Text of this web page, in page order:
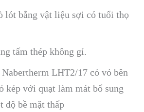
lót bằng vật liệu sợi có tuổi thọ
tấm thép không gỉ.
LHT2/17 có vỏ bên
kép với quạt làm mát bổ sung
độ bề mặt thấp